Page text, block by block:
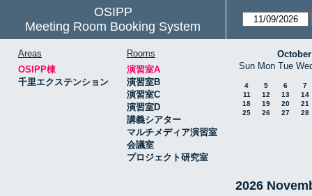
OSIPP
Meeting Room Booking System
Areas
OSIPP棟
千里エクステンション
Rooms
演習室A
演習室B
演習室C
演習室D
講義シアター
マルチメディア演習室
会議室
プロジェクト研究室
Sun Mon Tue
4 5 6
7
11
12 13
14
18
19 20
21
25
26 27 28
2026